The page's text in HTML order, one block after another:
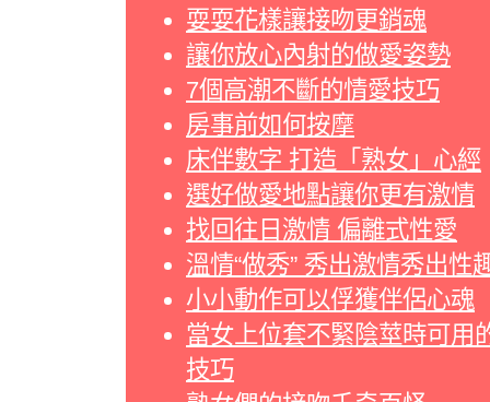
耍耍花樣讓接吻更銷魂
讓你放心內射的做愛姿勢
7個高潮不斷的情愛技巧
房事前如何按摩
床伴數字 打造「熟女」心經
選好做愛地點讓你更有激情
找回往日激情 偏離式性愛
溫情“做秀” 秀出激情秀出性
小小動作可以俘獲伴侶心魂
當女上位套不緊陰莖時可用
技巧